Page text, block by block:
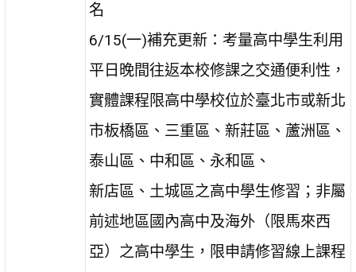
名
6/15(一)補充更新：考量高中學生利用
平日晚間往返本校修課之交通便利性，
實體課程限高中學校位於臺北市或新北
市板橋區、三重區、新莊區、蘆洲區、
泰山區、中和區、永和區、
新店區、土城區之高中學生修習；非屬
前述地區國內高中及海外（限馬來西
亞）之高中學生，限申請修習線上課程